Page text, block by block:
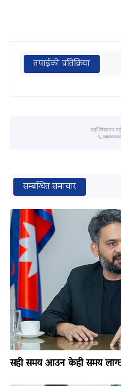
तपाईको प्रतिक्रिया
सम्बन्धित समाचार
सही समय आउन केही समय लाग्छ